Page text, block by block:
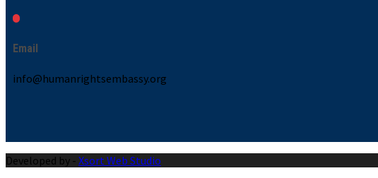
Email
info@humanrightsembassy.org
Developed by - Xsort Web Studio